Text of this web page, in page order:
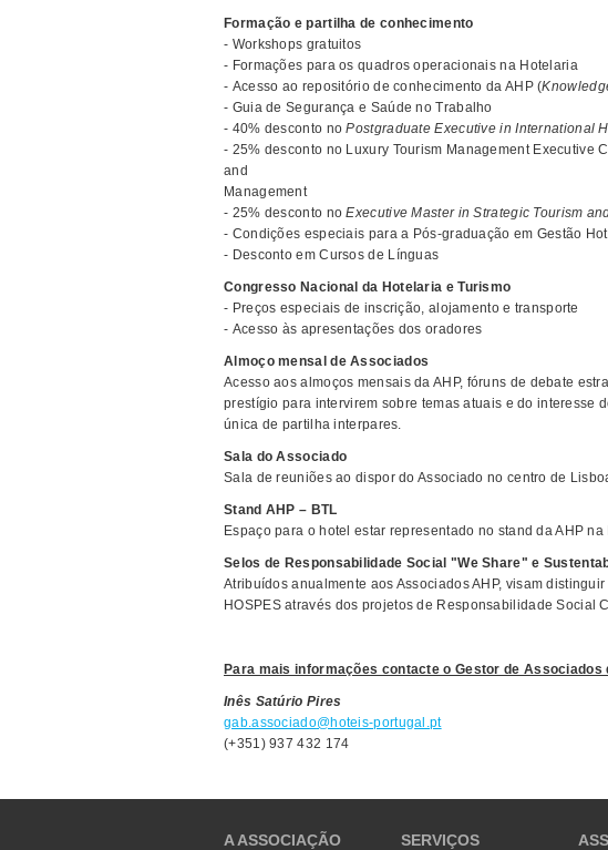
Formação e partilha de conhecimento
- Workshops gratuitos
- Formações para os quadros operacionais na Hotelaria
- Acesso ao repositório de conhecimento da AHP (
- Guia de Segurança e Saúde no Trabalho
- 40% desconto noPostgraduate Executive in International
- 25% desconto no Luxury Tourism Management Executive
and
Management
- 25% desconto noExecutive Master in Strategic Tourism
- Condições especiais para a Pós-graduação em Gestão
- Desconto em Cursos de Línguas
Congresso Nacional da Hotelaria e Turismo
- Preços especiais de inscrição, alojamento e transporte
- Acesso às apresentações dos oradores
Almoço mensal de Associados
Acesso aos almoços mensais da AHP, fóruns de debate
prestígio para intervirem sobre temas atuais e do interesse
única de partilha interpares.
Sala do Associado
Sala de reuniões ao dispor do Associado no centro de
Stand AHP – BTL
Espaço para o hotel estar representado no stand da AHP na
Selos de Responsabilidade Social "We Share" e
Atribuídos anualmente aos Associados AHP, visam
HOSPES através dos projetos de Responsabilidade Social
Para mais informações contacte o Gestor de Associados
Inês Satúrio Pires
gab.associado@hoteis-portugal.pt
(+351) 937 432 174
A ASSOCIAÇÃO SERVIÇOS